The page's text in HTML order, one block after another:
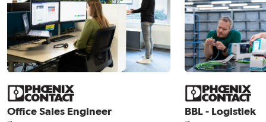
Office Sales Engineer BBL - Logistiek